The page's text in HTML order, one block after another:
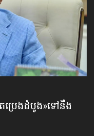
ប្រេងដំបូង»​ទៅនឹង